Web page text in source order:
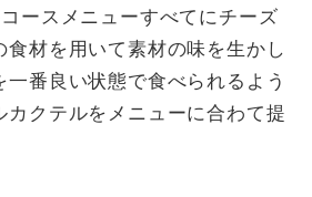
ースメニューすべてにチーズ
食材を用いて素材の味を生かし
番良い状態で食べられるよう
クテルをメニューに合わて提